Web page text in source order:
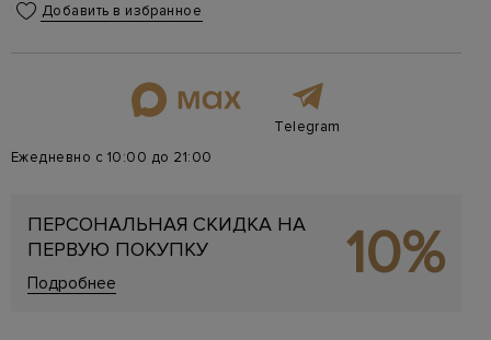
Добавить в избранное
Telegram
Ежедневно с 10:00 до 21:00
ПЕРСОНАЛЬНАЯ СКИДКА НА
ПЕРВУЮ ПОКУПКУ
Подробнее 10%